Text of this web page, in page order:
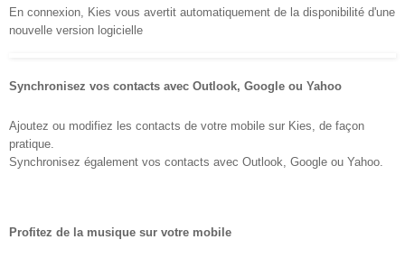
En connexion, Kies vous avertit automatiquement de la disponibilité d'une
nouvelle version logicielle
Synchronisez vos contacts avec Outlook, Google ou Yahoo
Ajoutez ou modifiez les contacts de votre mobile sur Kies, de façon
pratique.
Synchronisez également vos contacts avec Outlook, Google ou Yahoo.
Profitez de la musique sur votre mobile